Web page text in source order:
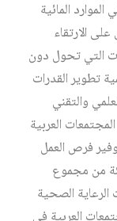
المائية
الارتقاء
التي تحول دون
تطوير القدرات
والتقني
العربية
فرص العمل
الذين يمثلون نحو 25 بالمئة من مجموع
الصحية